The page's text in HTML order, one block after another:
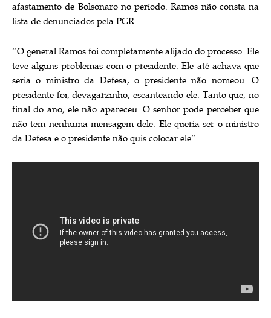
afastamento de Bolsonaro no período. Ramos não consta na
lista de denunciados pela PGR.
“O general Ramos foi completamente alijado do processo. Ele
teve alguns problemas com o presidente. Ele até achava que
seria o ministro da Defesa, o presidente não nomeou. O
presidente foi, devagarzinho, escanteando ele. Tanto que, no
final do ano, ele não apareceu. O senhor pode perceber que
não tem nenhuma mensagem dele. Ele queria ser o ministro
da Defesa e o presidente não quis colocar ele”.